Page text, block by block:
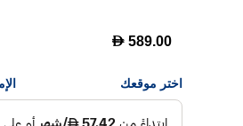
D 589.00
اختر موقعك